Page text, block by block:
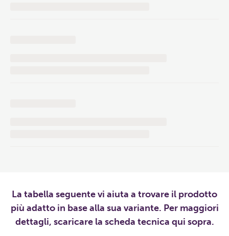
La tabella seguente vi aiuta a trovare il prodotto
più adatto in base alla sua variante. Per maggiori
dettagli, scaricare la scheda tecnica qui sopra.